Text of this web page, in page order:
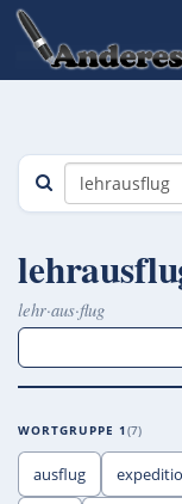
lehr·aus·flug
WORTGRUPPE 1 7
ausflug